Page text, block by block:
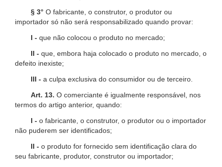
§ 3° O fabricante, o construtor, o produtor ou
importador só não será responsabilizado quando provar:
I - que não colocou o produto no mercado;
II - que, embora haja colocado o produto no mercado, o
defeito inexiste;
III - a culpa exclusiva do consumidor ou de terceiro.
Art. 13. O comerciante é igualmente responsável, nos
termos do artigo anterior, quando:
I - o fabricante, o construtor, o produtor ou o importador
não puderem ser identificados;
II - o produto for fornecido sem identificação clara do
seu fabricante, produtor, construtor ou importador;